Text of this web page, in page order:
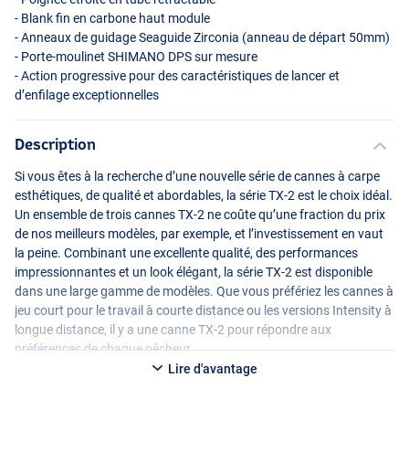
- Blank fin en carbone haut module
- Anneaux de guidage Seaguide Zirconia (anneau de départ 50mm)
- Porte-moulinet SHIMANO DPSsur mesure
- Action progressive pour des caractéristiques de lancer et
d’enfilage exceptionnelles
Description
Si vous êtes à la recherche d’une nouvelle série de cannes à carpe
esthétiques, de qualité et abordables, la série TX-2 est le choix idéal.
Un ensemble de trois cannes TX-2 ne coûte qu’une fraction du prix
de nos meilleurs modèles, par exemple, et l’investissement en vaut
la peine. Combinant une excellente qualité, des performances
impressionnantes et un look élégant, la série TX-2 est disponible
dans une large gamme de modèles. Que vous préfériez les cannes à
jeu court pour le travail à courte distance ou les versions Intensity à
longue distance, il y a une canne TX-2 pour répondre aux
préférences de chaque pêcheur.
Lire d'avantage